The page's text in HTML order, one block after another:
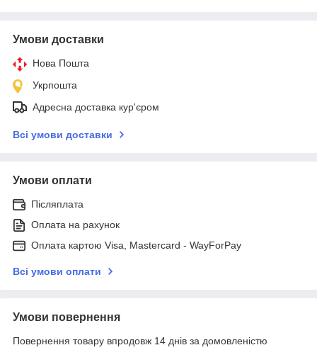
Умови доставки
Нова Пошта
Укрпошта
Адресна доставка кур'єром
Всі умови доставки
Умови оплати
Післяплата
Оплата на рахунок
Оплата картою Visa, Mastercard - WayForPay
Всі умови оплати
Умови повернення
Повернення товару впродовж 14 днів за домовленістю